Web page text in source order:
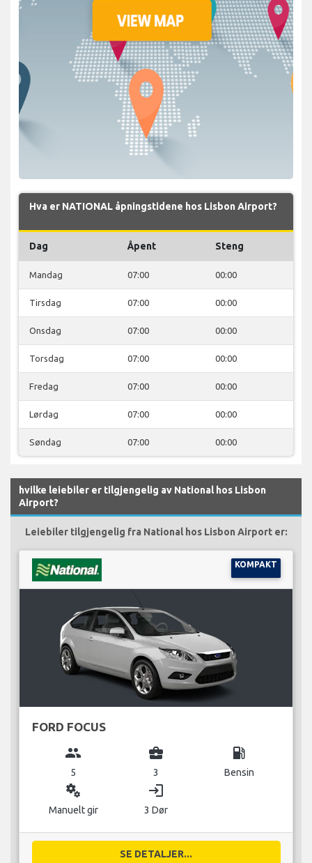
Hva er NATIONAL åpningstidene hos Lisbon Airport?
Dag Åpent Steng
Mandag 07:00 00:00
Tirsdag 07:00 00:00
Onsdag 07:00 00:00
Torsdag 07:00 00:00
Fredag 07:00 00:00
Lørdag 07:00 00:00
Søndag 07:00 00:00
hvilke leiebiler er tilgjengelig av National hos Lisbon
Airport?
Leiebiler tilgjengelig fra National hos Lisbon Airport er:
KOMPAKT
FORD FOCUS
group
5
business_center
3
local_gas_station
Bensin
miscellaneous_services
Manuelt gir
login
3 Dør
SE DETALJER...